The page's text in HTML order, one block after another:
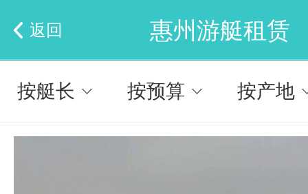
惠州游艇租赁
返回
按艇长 按预算 按产地